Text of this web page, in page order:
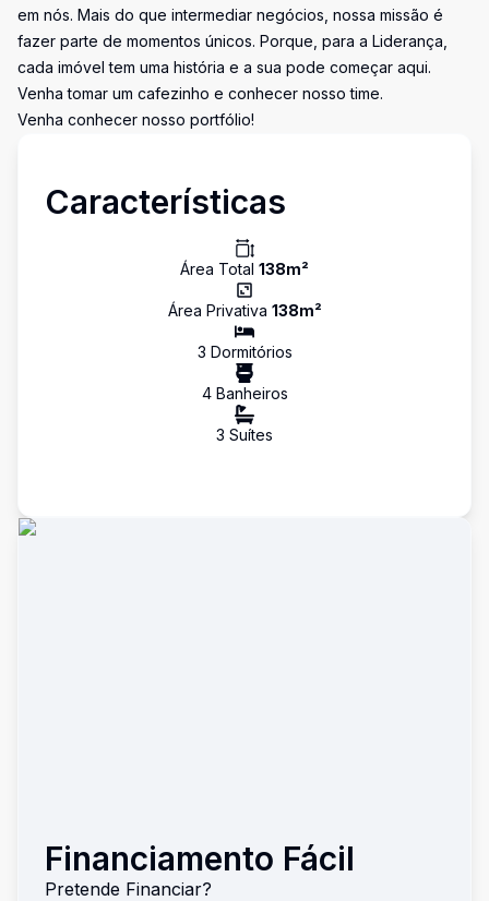
em nós. Mais do que intermediar negócios, nossa missão é
fazer parte de momentos únicos. Porque, para a Liderança,
cada imóvel tem uma história e a sua pode começar aqui.
Venha tomar um cafezinho e conhecer nosso time.
Venha conhecer nosso portfólio!
Características
Área Total 138m²
Área Privativa 138m²
3 Dormitórios
4Banheiros
3 Suítes
Financiamento Fácil
Pretende Financiar?